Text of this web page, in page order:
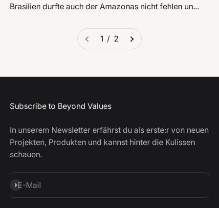
Brasilien durfte auch der Amazonas nicht fehlen un...
1 / 2
Subscribe to Beyond Values
In unserem Newsletter erfährst du als erste:r von neuen
Projekten, Produkten und kannst hinter die Kulissen
schauen.
E-Mail
Abonnieren